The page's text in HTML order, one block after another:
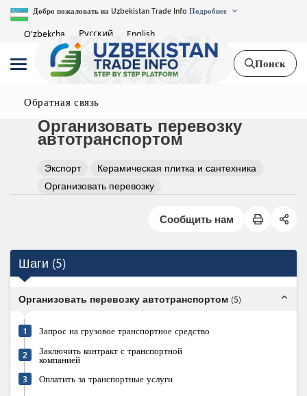
Добро пожаловать на Uzbekistan Trade Info Подробнее
O'zbekcha Русский English
Поиск
Обратная связь
Организовать перевозку
автотранспортом
Экспорт
Керамическая плитка и сантехника
Организовать перевозку
Сообщить нам
Шаги (5)
Организовать перевозку автотранспортом (5) expand_less
1 Запрос на грузовое транспортное средство
2 Заключить контракт с транспортной
компанией
3
Оплатить за транспортные услуги